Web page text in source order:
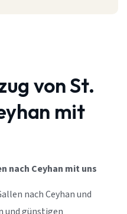
von St.
mit
nach Ceyhan mit uns
nach Ceyhan und